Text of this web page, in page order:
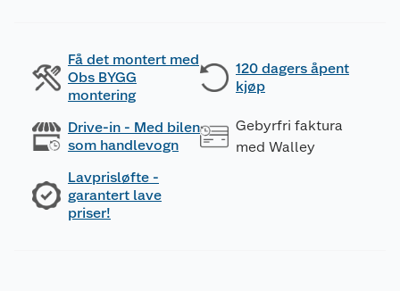
Få det montert med
Obs BYGG
montering
120 dagers åpent
kjøp
Drive-in - Med bilen
som handlevogn
Gebyrfri faktura
med Walley
Lavprisløfte -
garantert lave
priser!